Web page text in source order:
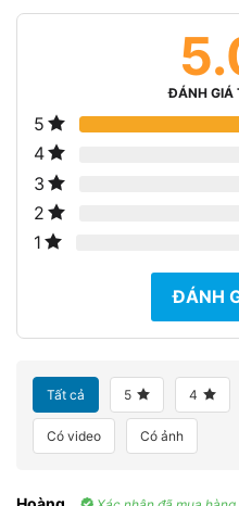
ĐÁNH GIÁ
5
4
3
2
1
ĐÁNH
Tất cả 5 4
Có video Có ảnh